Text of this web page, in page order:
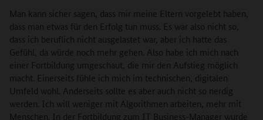
Man kann sicher sagen, dass mir meine Eltern vorgelebt haben,
dass man etwas für den Erfolg tun muss. Es war also nicht so,
dass ich beruflich nicht ausgelastet war, aber ich hatte das
Gefühl, da würde noch mehr gehen. Also habe ich mich nach
einer Fortbildung umgeschaut, die mir den Aufstieg möglich
macht. Einerseits fühle ich mich im technischen, digitalen
Umfeld wohl. Anderseits sollte es aber auch nicht so nerdig
werden. Ich will weniger mit Algorithmen arbeiten, mehr mit
Menschen. In der Fortbildung zum IT Business-Manager wurde